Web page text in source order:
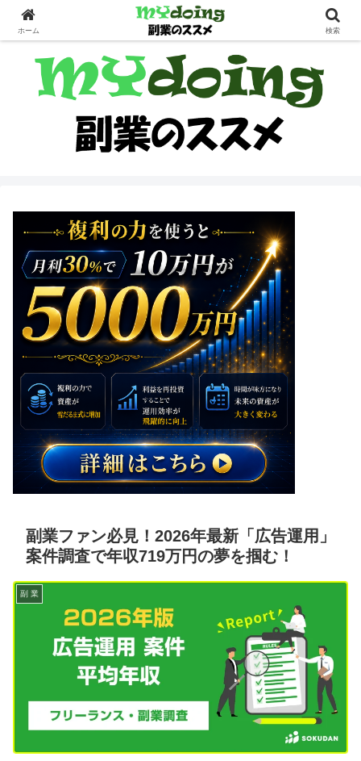
副業界隈
副業ファン必見！2026年最新「広告運用」
案件調査で年収719万円の夢を掴む！
副 業
ホーム 検索